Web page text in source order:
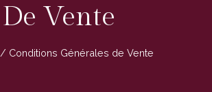
De Vente
/ Conditions Générales de Vente